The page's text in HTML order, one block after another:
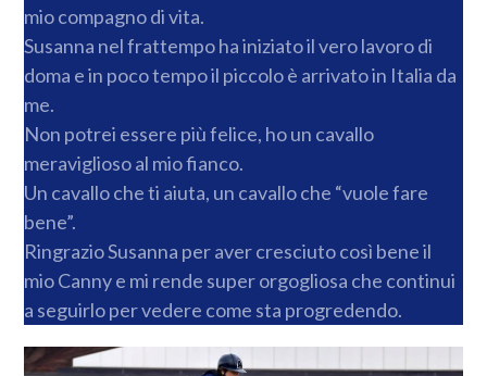
mio compagno di vita.
Susanna nel frattempo ha iniziato il vero lavoro di
doma e in poco tempo il piccolo è arrivato in Italia da
me.
Non potrei essere più felice, ho un cavallo
meraviglioso al mio fianco.
Un cavallo che ti aiuta, un cavallo che “vuole fare
bene”.
Ringrazio Susanna per aver cresciuto così bene il
mio Canny e mi rende super orgogliosa che continui
a seguirlo per vedere come sta progredendo.